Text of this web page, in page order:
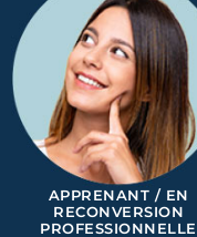
APPRENANT / EN
RECONVERSION
PROFESSIONNELLE